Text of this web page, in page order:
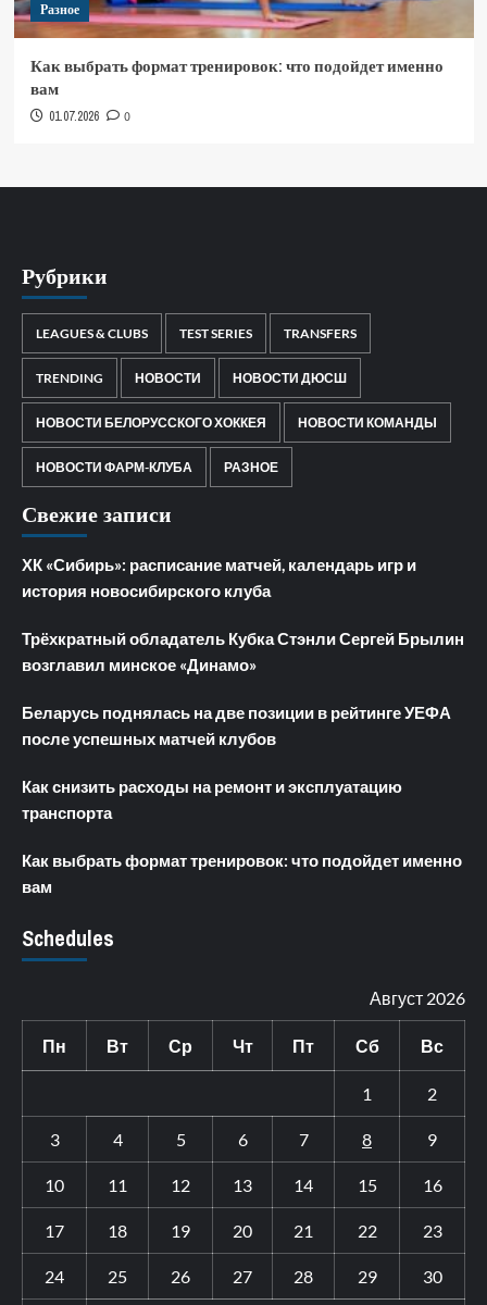
Разное
Как выбрать формат тренировок: что подойдет именно
вам
01.07.2026 0
Рубрики
LEAGUES & CLUBS TEST SERIES TRANSFERS
TRENDING НОВОСТИ НОВОСТИ ДЮСШ
НОВОСТИ БЕЛОРУССКОГО ХОККЕЯ НОВОСТИ КОМАНДЫ
НОВОСТИ ФАРМ-КЛУБА РАЗНОЕ
Свежие записи
ХК «Сибирь»: расписание матчей, календарь игр и
история новосибирского клуба
Трёхкратный обладатель Кубка Стэнли Сергей Брылин
возглавил минское «Динамо»
Беларусь поднялась на две позиции в рейтинге УЕФА
после успешных матчей клубов
Как снизить расходы на ремонт и эксплуатацию
транспорта
Как выбрать формат тренировок: что подойдет именно
вам
Schedules
Август 2026
Пн Вт Ср Чт Пт Сб Вс
1 2
3 4 5 6 7 8 9
10 11 12 13 14 15 16
17 18 19 20 21 22 23
24 25 26 27 28 29 30